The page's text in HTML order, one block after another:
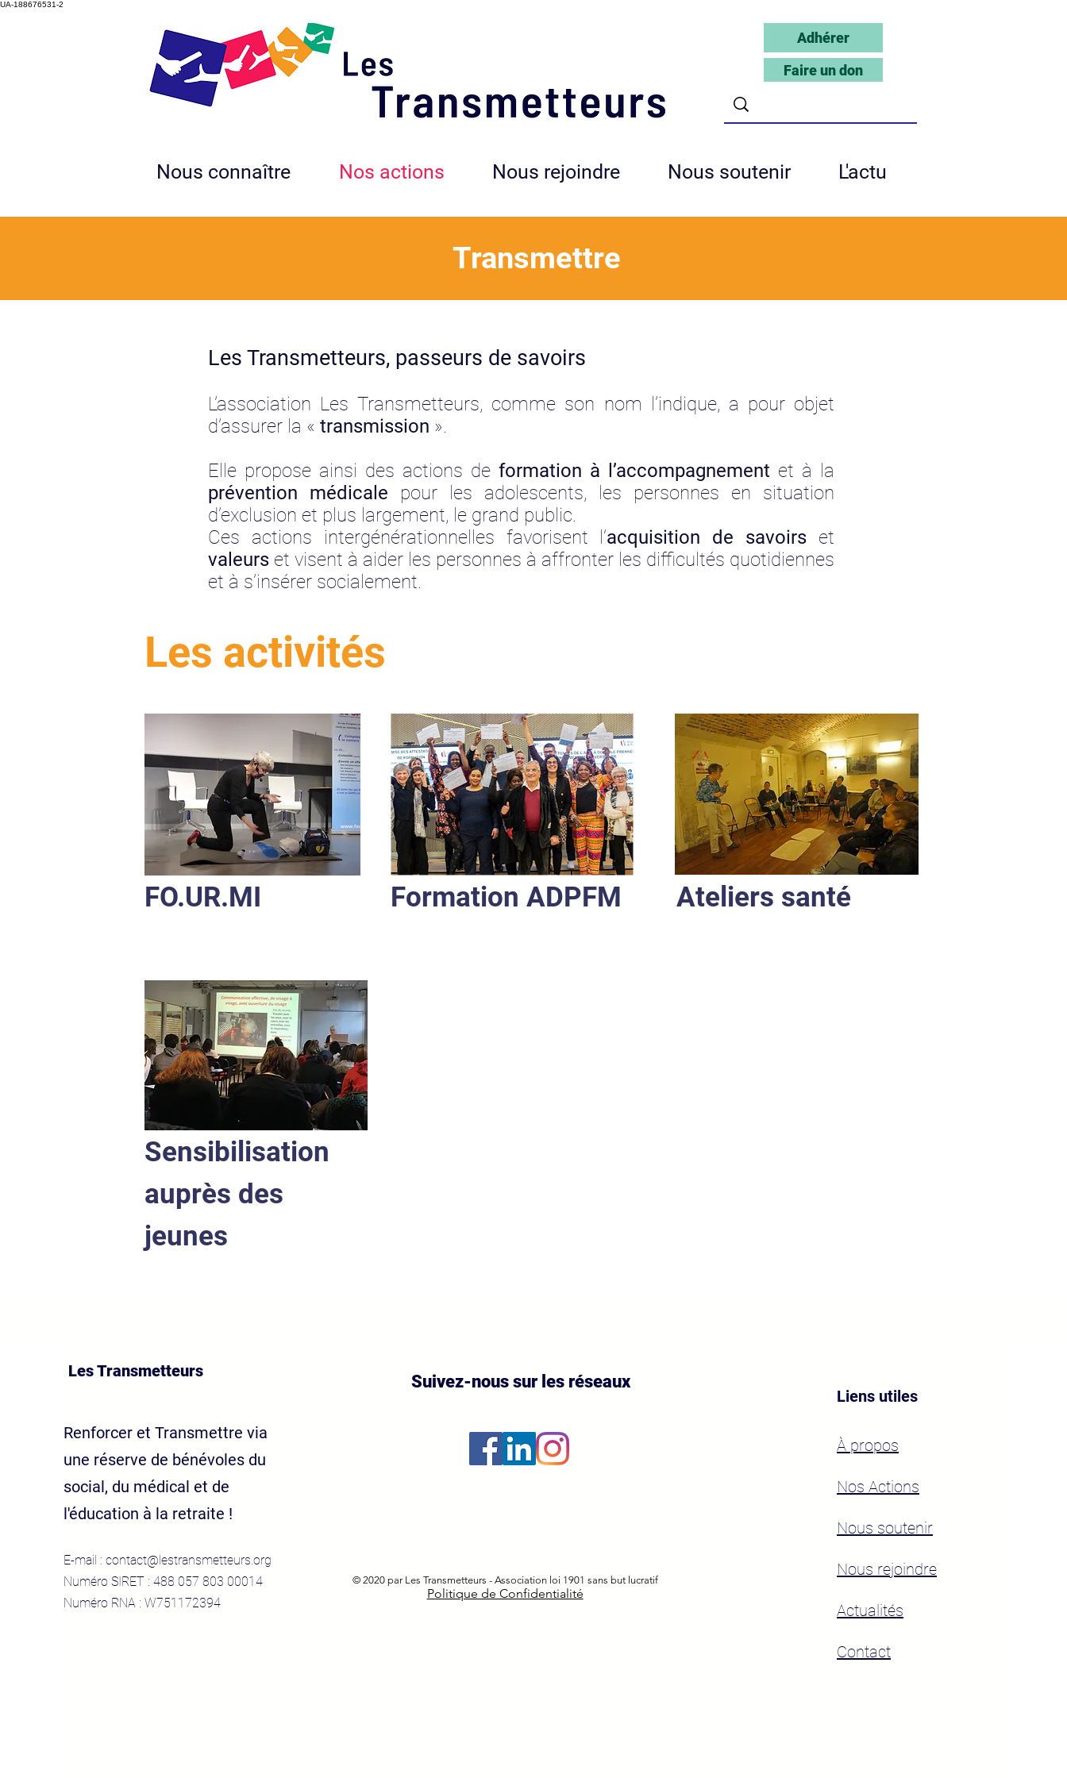
UA-188676531-2
Adhérer
Faire un don
Nous connaître Nos actions Nous rejoindre Nous soutenir L'actu
Transmettre
Les Transmetteurs, passeurs de savoirs
L’association Les Transmetteurs, comme son nom l’indique, a pour objet
d’assurer la « transmission ».
Elle propose ainsi des actions de formation à l’accompagnement et à la
prévention médicale pour les adolescents, les personnes en situation
d’exclusion et plus largement, le grand public.
Ces actions intergénérationnelles favorisent l’acquisition de savoirs et
valeurs et visent à aider les personnes à affronter les difficultés quotidiennes
et à s’insérer socialement.
Les activités
FO.UR.MI Formation ADPFM Ateliers santé
Sensibilisation
auprès des
jeunes
Les Transmetteurs
Renforcer et Transmettre via
une réserve de bénévoles du
social, du médical et de
l'éducation à la retraite !
E-mail : contact@lestransmetteurs.org
Numéro SIRET : 488 057 803 00014
Numéro RNA : W751172394
Suivez-nous sur les réseaux
© 2020 par Les Transmetteurs - Association loi 1901 sans but lucratif
Politique de Confidentialité
Liens utiles
À propos
Nos Actions
Nous soutenir
Nous rejoindre
Actualités
Contact